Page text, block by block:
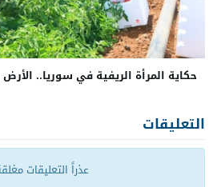
حكاية المرأة الريفية في سوريا.. الأرض
التعليقات
عذراً التعليقات